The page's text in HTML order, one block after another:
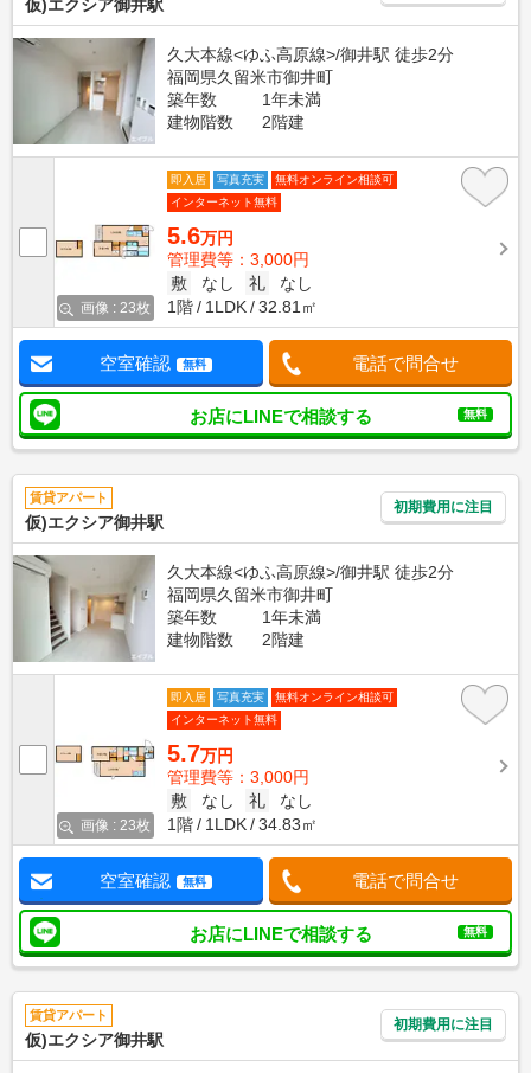
仮)エクシア御井駅
久大本線<ゆふ高原線>/御井駅 徒歩2分
福岡県久留米市御井町
築年数
1年未満
建物階数
2階建
画像 : 23枚
即入居 写真充実
無料オンライン相談可
インターネット無料
5.6万円
管理費等：3,000円
敷
なし 礼
なし
1階
1LDK 32.81㎡
空室確認 無料 電話で問合せ
お店にLINEで相談する 無料
賃貸アパート
仮)エクシア御井駅
初期費用に注目
久大本線<ゆふ高原線>/御井駅 徒歩2分
福岡県久留米市御井町
築年数
1年未満
建物階数
2階建
画像 : 23枚
即入居 写真充実
無料オンライン相談可
インターネット無料
5.7万円
管理費等：3,000円
敷
なし 礼
なし
1階
1LDK 34.83㎡
空室確認 無料 電話で問合せ
お店にLINEで相談する 無料
賃貸アパート
仮)エクシア御井駅
初期費用に注目